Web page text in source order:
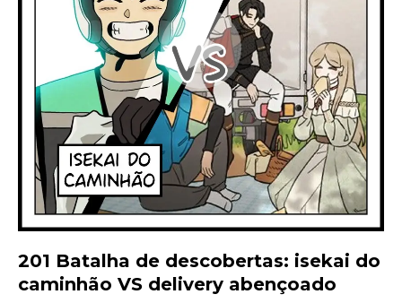
201 Batalha de descobertas: isekai do
caminhão VS delivery abençoado